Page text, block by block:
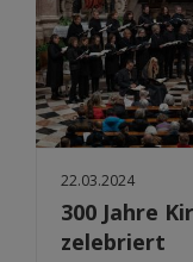
22.03.2024
300 Jahre
zelebriert